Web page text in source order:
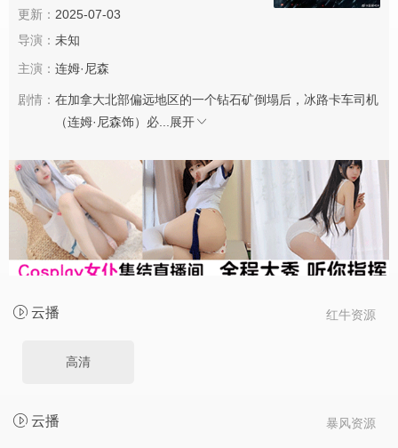
更新： 2025-07-03
导演： 未知
主演： 连姆·尼森
剧情： 在加拿大北部偏远地区的一个钻石矿倒塌后，冰路卡车司机
（连姆·尼森饰）必...
展开
红牛资源
云播
高清
暴风资源
云播